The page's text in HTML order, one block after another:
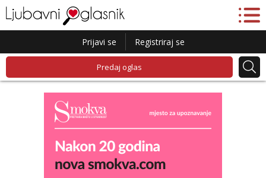
Prijavi se Registriraj se
Predaj oglas